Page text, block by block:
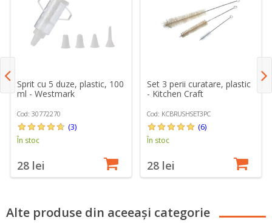
Sprit cu 5 duze, plastic, 100
ml - Westmark
Cod: 30772270
(3)
În stoc
28 lei
Set 3 perii curatare, plastic
- Kitchen Craft
Cod: KCBRUSHSET3PC
(6)
În stoc
28 lei
Alte produse din aceeași categorie